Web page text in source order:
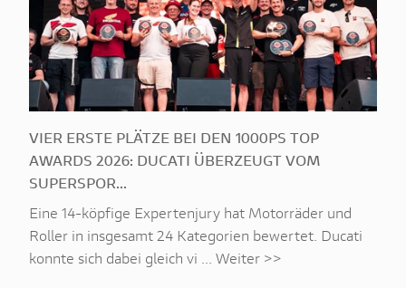
VIER ERSTE PLÄTZE BEI DEN 1000PS TOP
AWARDS 2026: DUCATI ÜBERZEUGT VOM
SUPERSPOR...
Eine 14-köpfige Expertenjury hat Motorräder und
Roller in insgesamt 24 Kategorien bewertet. Ducati
konnte sich dabei gleich vi ... Weiter >>